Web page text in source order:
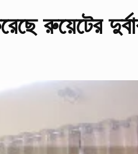
রুয়েটের